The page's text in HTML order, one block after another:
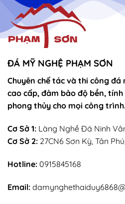
ĐÁ MỸ NGHỆ PHẠM SƠN
Chuyên chế tác và thi công
cao cấp, đảm bảo độ bền,
phong thủy cho mọi công trình.
Cơ Sở 1: Làng Nghề Đá Ninh
Cơ Sở 2: 27CN6 Sơn Kỳ, Tân
Hotline: 0915845168
Email: